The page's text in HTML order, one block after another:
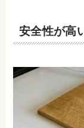
安全性が高